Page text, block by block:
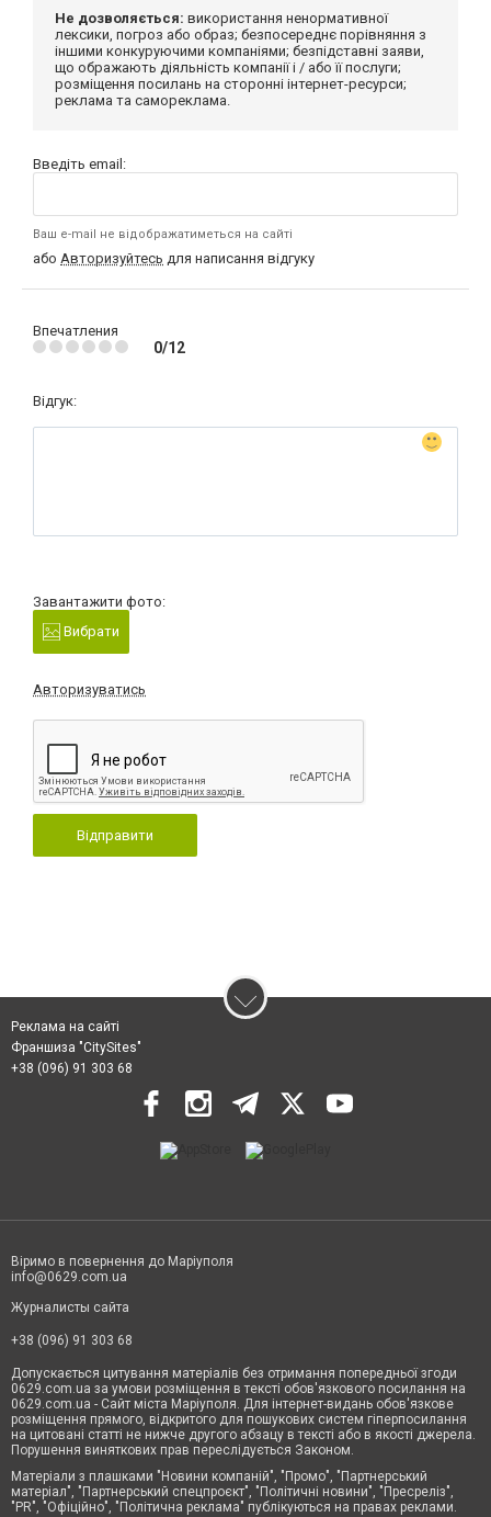
Не дозволяється: використання ненормативної
лексики, погроз або образ; безпосереднє порівняння з
іншими конкуруючими компаніями; безпідставні заяви,
що ображають діяльність компанії і / або її послуги;
розміщення посилань на сторонні інтернет-ресурси;
реклама та самореклама.
Введіть email:
Ваш e-mail не відображатиметься на сайті
або Авторизуйтесь для написання відгуку
Впечатления
0/12
Відгук:
Завантажити фото:
Вибрати
Авторизуватись
Відправити
Реклама на сайті
Франшиза "CitySites"
+38 (096) 91 303 68
Віримо в повернення до Маріуполя
info@0629.com.ua
Журналисты сайта
+38 (096) 91 303 68
Допускається цитування матеріалів без отримання попередньої згоди
0629.com.ua за умови розміщення в тексті обов'язкового посилання на
0629.com.ua - Сайт міста Маріуполя. Для інтернет-видань обов'язкове
розміщення прямого, відкритого для пошукових систем гіперпосилання
на цитовані статті не нижче другого абзацу в тексті або в якості джерела.
Порушення виняткових прав переслідується Законом.
Матеріали з плашками "Новини компаній", "Промо", "Партнерський
матеріал", "Партнерський спецпроєкт", "Політичні новини", "Пресреліз",
"PR", "Офіційно", "Політична реклама" публікуються на правах реклами.